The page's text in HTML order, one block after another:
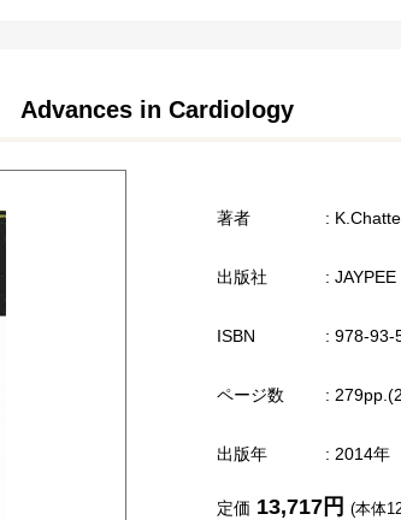
Advances in Cardiology
著者 :
出版社 :
ISBN : 978-93-
ページ数 :
出版年 : 2014年
定価 13,717円 (本体